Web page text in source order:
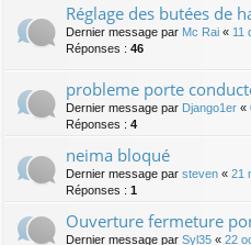
Réglage des butées de
Dernier message par Mc Rai « 11
Réponses : 46
probleme porte
Dernier message par Django1er «
Réponses : 4
neima bloqué
Dernier message par steven « 21
Réponses : 1
Ouverture fermeture
Dernier message par Syl35 « 22